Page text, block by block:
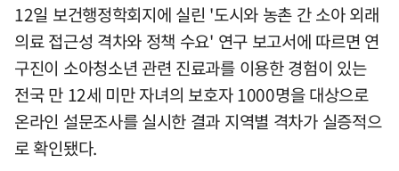
12일 보건행정학회지에 실린 '도시와 농촌 간 소아 외래
의료 접근성 격차와 정책 수요' 연구 보고서에 따르면 연
구진이 소아청소년 관련 진료과를 이용한 경험이 있는
전국 만 12세 미만 자녀의 보호자 1000명을 대상으로
온라인 설문조사를 실시한 결과 지역별 격차가 실증적으
로 확인됐다.